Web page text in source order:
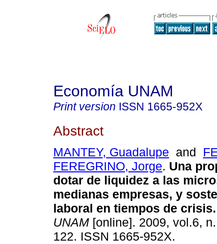
Economía UNAM
Print version ISSN 1665-952X
Abstract
MANTEY, Guadalupe and
FEREGRINO, Jorge. Una
dotar de liquidez a las
medianas empresas, y
laboral en tiempos de crisis.
UNAM [online]. 2009, vol.6,
122. ISSN 1665-952X.